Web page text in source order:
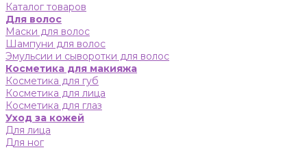
Каталог товаров
Для волос
Маски для волос
Шампуни для волос
Эмульсии и сыворотки для волос
Косметика для макияжа
Косметика для губ
Косметика для лица
Косметика для глаз
Уход за кожей
Для лица
Для ног